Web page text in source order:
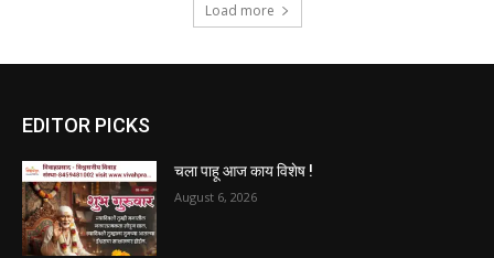
Load more
EDITOR PICKS
चला पाहू आज काय विशेष !
August 6, 2026